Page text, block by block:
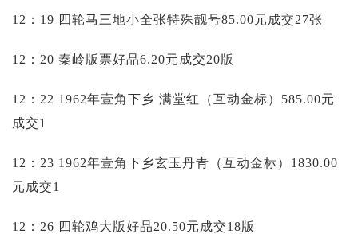
12：19 四轮马三地小全张特殊靓号85.00元成交27张
12：20 秦岭版票好品6.20元成交20版
12：22 1962年壹角下乡 满堂红（互动金标）585.00元
成交1
12：23 1962年壹角下乡玄玉丹青（互动金标）1830.00
元成交1
12：26 四轮鸡大版好品20.50元成交18版